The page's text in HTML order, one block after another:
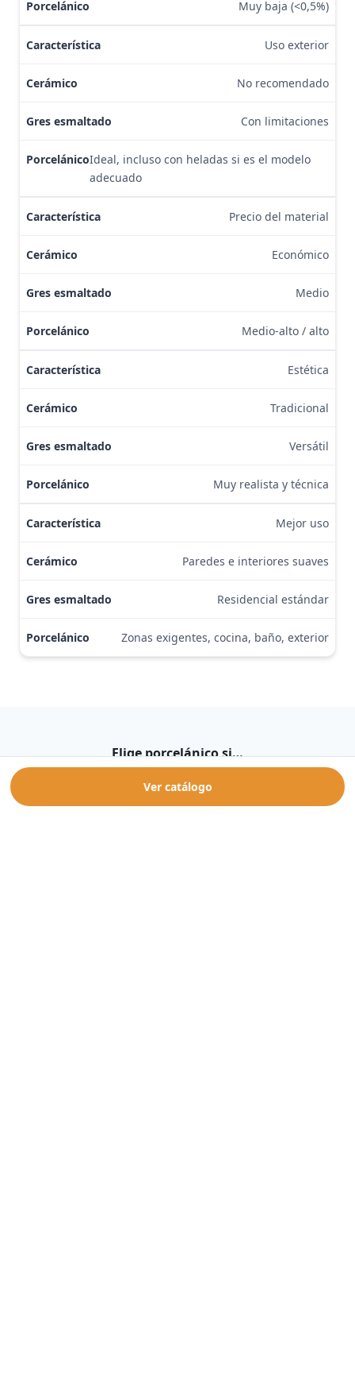
Muy baja (<0,5%)
Uso exterior
No recomendado
Con limitaciones
Ideal, incluso con heladas si es el modelo
adecuado
Precio del material
Económico
Medio
Medio-alto / alto
Estética
Tradicional
Versátil
Muy realista y técnica
Mejor uso
Paredes e interiores suaves
Residencial estándar
Zonas exigentes, cocina, baño, exterior
Elige porcelánico si…
No existe un mejor material universal: la clave está en el
Ver catálogo